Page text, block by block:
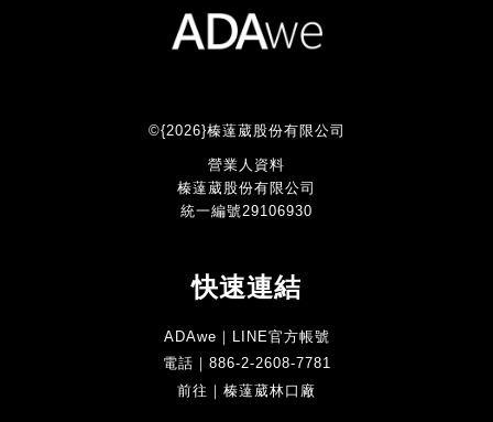
©{2026}榛薘葳股份有限公司
營業人資料
榛薘葳股份有限公司
統一編號29106930
快速連結
ADAwe｜LINE官方帳號
電話｜886-2-2608-7781
前往｜榛薘葳林口廠